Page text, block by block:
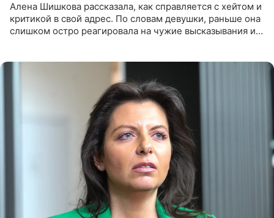
Алена Шишкова рассказала, как справляется с хейтом и
критикой в свой адрес. По словам девушки, раньше она
слишком остро реагировала на чужие высказывания и